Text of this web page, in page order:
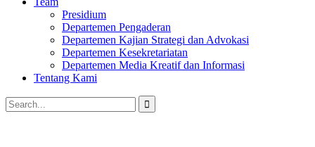
Presidium
Departemen Pengaderan
Departemen Kajian Strategi dan Advokasi
Departemen Kesekretariatan
Departemen Media Kreatif dan Informasi
Tentang Kami